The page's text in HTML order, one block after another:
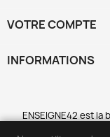
VOTRE COMPTE
INFORMATIONS
ENSEIGNE42 est la b